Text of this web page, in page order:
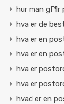
hur man gГ¶r
hva er de
hva er en
hva er en
hva er
hva er
hvad er en